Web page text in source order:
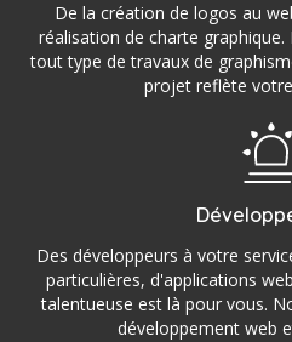
De la création de logos au
réalisation de charte
tout type de travaux de
projet reflète
Des développeurs à votre
particulières, d'applications
talentueuse est là pour vous.
développement web